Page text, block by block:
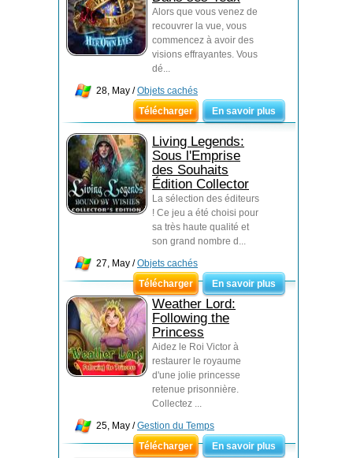
Alors que vous venez de
recouvrer la vue, vous
commencez à avoir des
visions effrayantes. Vous
dé...
28, May /Objets cachés
Télécharger
En savoir plus
Living Legends:
Sous l'Emprise
des Souhaits
Édition Collector
La sélection des éditeurs
! Ce jeu a été choisi pour
sa très haute qualité et
son grand nombre d...
27, May /Objets cachés
Télécharger
En savoir plus
Weather Lord:
Following the
Princess
Aidez le Roi Victor à
restaurer le royaume
d'une jolie princesse
retenue prisonnière.
Collectez ...
25, May /Gestion du Temps
Télécharger
En savoir plus